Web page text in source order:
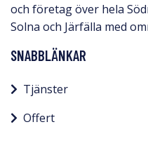
och företag över hela
Solna och Järfälla med
SNABBLÄNKAR
Tjänster
Offert